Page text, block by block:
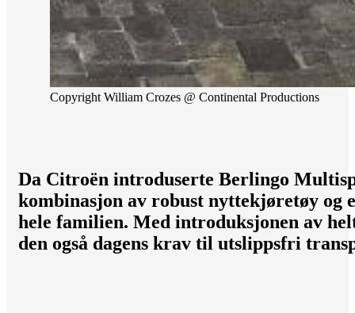
Copyright William Crozes @ Continental Productions
Da Citroën introduserte Berlingo
kombinasjon av robust nyttekjøretøy
hele familien. Med introduksjonen av
den også dagens krav til utslippsfri